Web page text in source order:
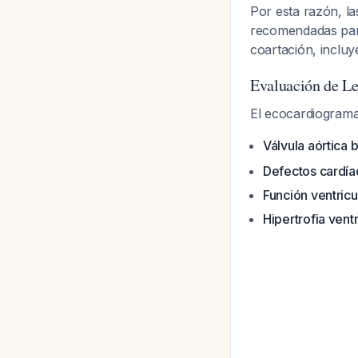
Por esta razón,
recomendadas
coartación,
Evaluación de
El
Válvula aórtica
Defectos
Función
Hipertrofia